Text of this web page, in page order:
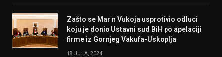
Zašto se Marin Vukoja usprotivio odluci
koju je donio Ustavni sud BiH po apelaciji
firme iz Gornjeg Vakufa-Uskoplja
18 JULA, 2024